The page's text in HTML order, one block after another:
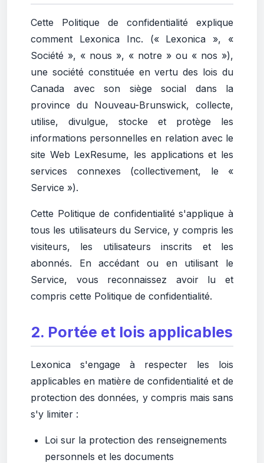
Cette Politique de confidentialité explique
comment Lexonica Inc. (« Lexonica », «
Société », « nous », « notre » ou « nos »),
une société constituée en vertu des lois du
Canada avec son siège social dans la
province du Nouveau-Brunswick, collecte,
utilise, divulgue, stocke et protège les
informations personnelles en relation avec le
site Web LexResume, les applications et les
services connexes (collectivement, le «
Service »).
Cette Politique de confidentialité s'applique à
tous les utilisateurs du Service, y compris les
visiteurs, les utilisateurs inscrits et les
abonnés. En accédant ou en utilisant le
Service, vous reconnaissez avoir lu et
compris cette Politique de confidentialité.
2. Portée et lois applicables
Lexonica s'engage à respecter les lois
applicables en matière de confidentialité et de
protection des données, y compris mais sans
s'y limiter :
Loi sur la protection des renseignements
personnels et les documents